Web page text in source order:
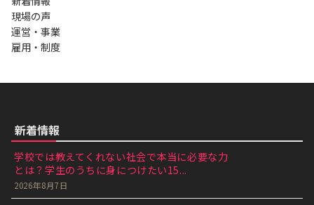
現場の声
運営・事業
雇用・制度
新着情報
学校では教えてくれない社会で本当に必要な力
とは？学生のうちに身につけたい15...
2026年8月7日